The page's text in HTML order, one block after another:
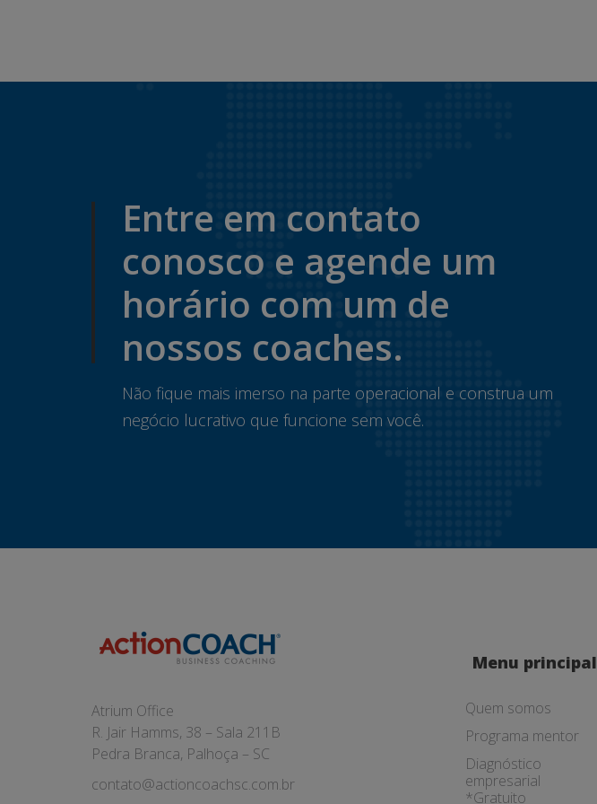
Entre em contato
conosco e agende um
horário com um de
nossos coaches.
Não fique mais imerso na parte operacional e construa um
negócio lucrativo que funcione sem você.
Atrium Office
R. Jair Hamms, 38 – Sala 211B
Pedra Branca, Palhoça – SC
contato@actioncoachsc.com.br
Menu principal
Quem somos
Programa mentor
Diagnóstico
empresarial
*Gratuito